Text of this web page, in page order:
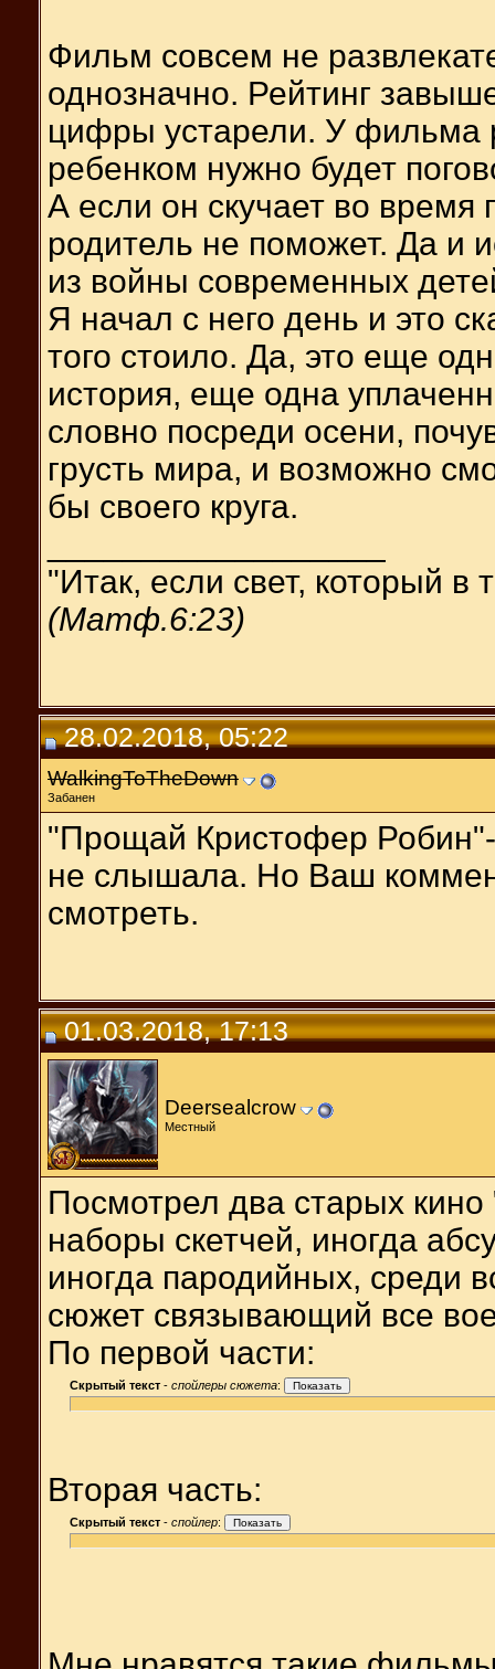
Фильм совсем не
однозначно. Рейтинг
цифры устарели. У фильма
ребенком нужно будет
А если он скучает во время
родитель не поможет. Да и
из войны современных
Я начал с него день и это
того стоило. Да, это еще
история, еще одна
словно посреди осени,
грусть мира, и возможно
бы своего круга.
"Итак, если свет, который в
(Матф.6:23)
28.02.2018, 05:22
WalkingToTheDown
Забанен
"Прощай Кристофер Робин"-
не слышала. Но Ваш
смотреть.
01.03.2018, 17:13
Deersealcrow
Местный
Посмотрел два старых
наборы скетчей, иногда
иногда пародийных, среди
сюжет связывающий все
По первой части:
Скрытый текст - спойлеры сюжета:
Вторая часть:
Скрытый текст - спойлер: